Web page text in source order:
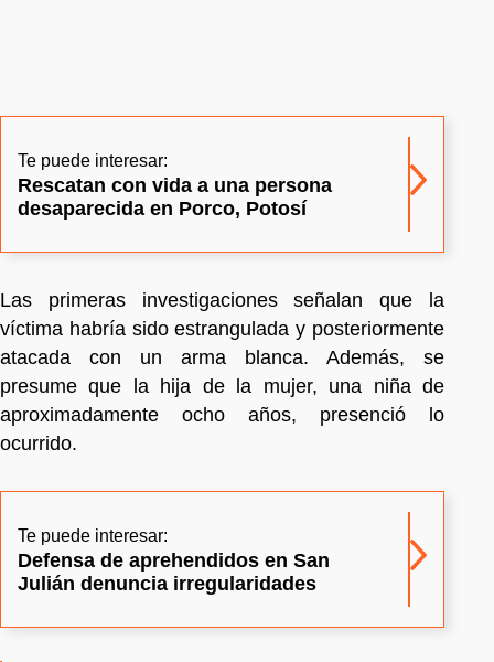
Te puede interesar:
Rescatan con vida a una persona
desaparecida en Porco, Potosí
Las primeras investigaciones señalan que la
víctima habría sido estrangulada y posteriormente
atacada con un arma blanca. Además, se
presume que la hija de la mujer, una niña de
aproximadamente ocho años, presenció lo
ocurrido.
Te puede interesar:
Defensa de aprehendidos en San
Julián denuncia irregularidades